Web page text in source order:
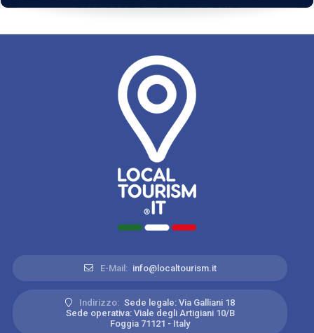
E-Mail: info@localtourism.it
Indirizzo: Sede legale: Via Galliani 18
Sede operativa: Viale degli Artigiani 10/B
Foggia 71121 - Italy